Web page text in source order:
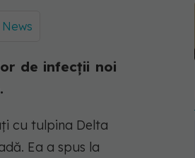
de infecții noi
cu tulpina Delta
Ea a spus la